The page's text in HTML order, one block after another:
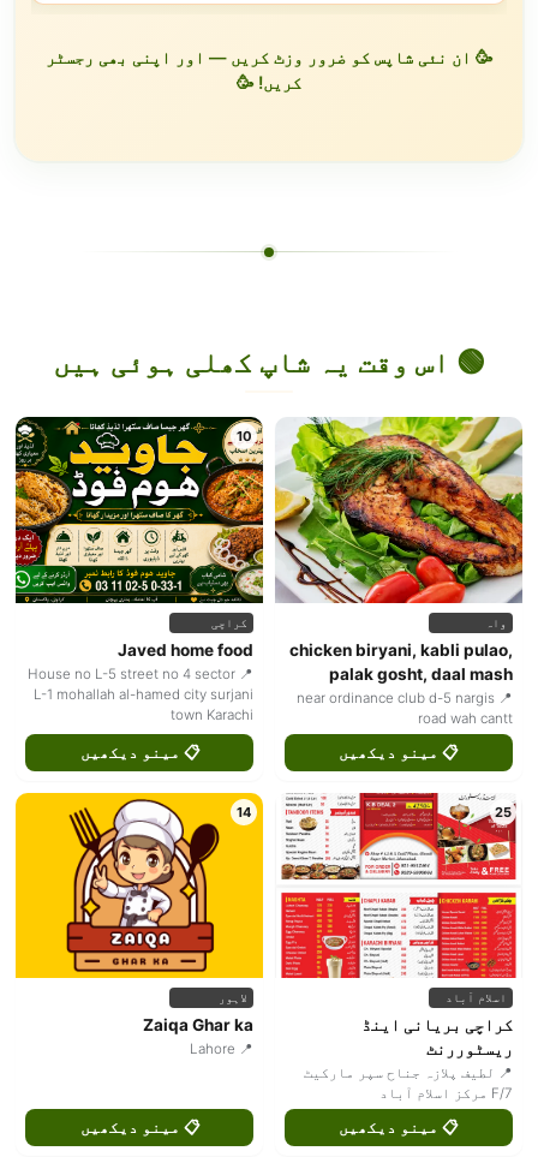
🥳 ان نئی شاپس کو ضرور وزٹ کریں — اور اپنی بھی رجسٹر
کریں! 🥳
🟢 اس وقت یہ شاپ کھلی ہوئی ہیں
واہ
chicken biryani, kabli pulao,
palak gosht, daal mash
📍 near ordinance club d-5 nargis
road wah cantt
📋 مینو دیکھیں
10
کراچی
Javed home food
📍 House no L-5 street no 4 sector
L-1 mohallah al-hamed city surjani
town Karachi
📋 مینو دیکھیں
25
اسلام آباد
کراچی بریانی اینڈ
ریسٹوررنٹ
📍 لطیف پلازہ جناح سپر مارکیٹ
F/7 مرکز اسلام آباد
📋 مینو دیکھیں
14
لاہور
Zaiqa Ghar ka
📍 Lahore
📋 مینو دیکھیں